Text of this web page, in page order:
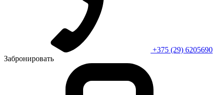
+375 (29) 6205690
Забронировать